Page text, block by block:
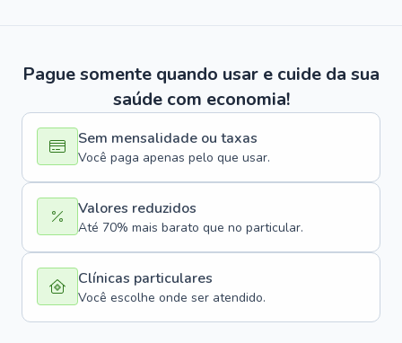
Pague somente quando usar e cuide da sua
saúde com economia!
Sem mensalidade ou taxas
Você paga apenas pelo que usar.
Valores reduzidos
Até 70% mais barato que no particular.
Clínicas particulares
Você escolhe onde ser atendido.